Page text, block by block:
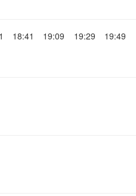
18:41 19:09 19:29 19:49